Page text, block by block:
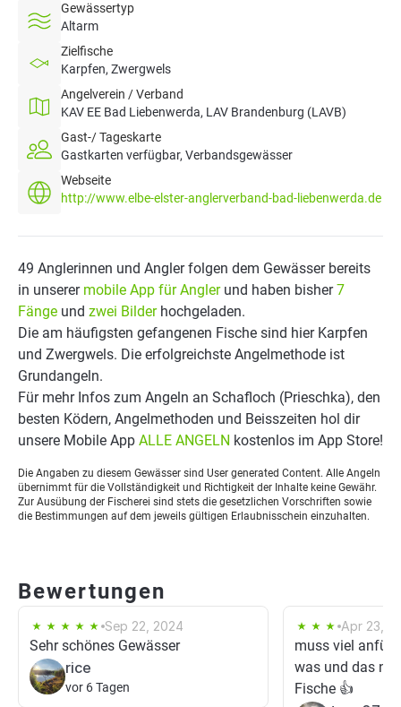
Gewässertyp
Altarm
Zielfische
Karpfen, Zwergwels
Angelverein / Verband
KAV EE Bad Liebenwerda, LAV Brandenburg (LAVB)
Gast-/ Tageskarte
Gastkarten verfügbar, Verbandsgewässer
Webseite
http://www.elbe-elster-anglerverband-bad-liebenwerda.de
49 Anglerinnen und Angler folgen dem Gewässer bereits
in unserer mobile App für Anglerund haben bisher7
Fänge und zwei Bilderhochgeladen.
Die am häufigsten gefangenen Fische sind hier Karpfen
und Zwergwels. Die erfolgreichste Angelmethode ist
Grundangeln.
Für mehr Infos zum Angeln an Schafloch (Prieschka), den
besten Ködern, Angelmethoden und Beisszeiten hol dir
unsere Mobile App ALLE ANGELN kostenlos im App Store!
Die Angaben zu diesem Gewässer sind User generated Content. Alle Angeln
übernimmt für die Vollständigkeit und Richtigkeit der Inhalte keine Gewähr.
Zur Ausübung der Fischerei sind stets die gesetzlichen Vorschriften sowie
die Bestimmungen auf dem jeweils gültigen Erlaubnisschein einzuhalten.
Bewertungen
Sep 22, 2024
Sehr schönes Gewässer
rice
vor 6 Tagen
Apr 23,
muss viel
was und das
Fische 👍